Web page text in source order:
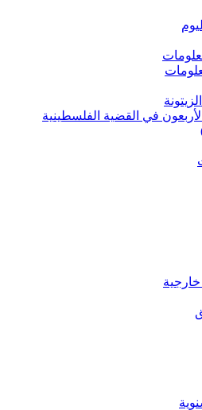
في القضية الفلسطينية